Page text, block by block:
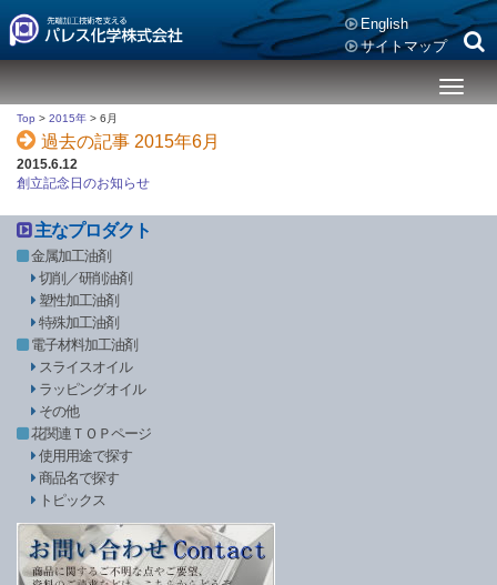
English
サイトマップ
メ
ニ
Top > 2015年 > 6月
過去の記事 2015年6月
2015.6.12
創立記念日のお知らせ
主なプロダクト
金属加工油剤
切削／研削油剤
塑性加工油剤
特殊加工油剤
電子材料加工油剤
スライスオイル
ラッピングオイル
その他
花関連ＴＯＰページ
使用用途で探す
商品名で探す
トピックス